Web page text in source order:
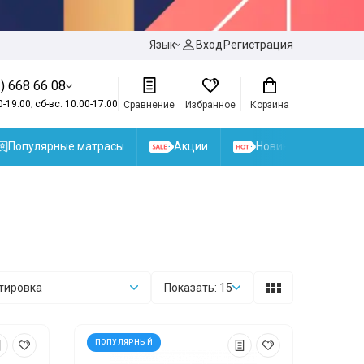
Язык ВходРегистрация
668 66 08
19:00; сб-вс: 10:00-17:00 Сравнение Избранное Корзина
Популярные матрасы Акции Новинки
Показать: 15
ПОПУЛЯРНЫЙ